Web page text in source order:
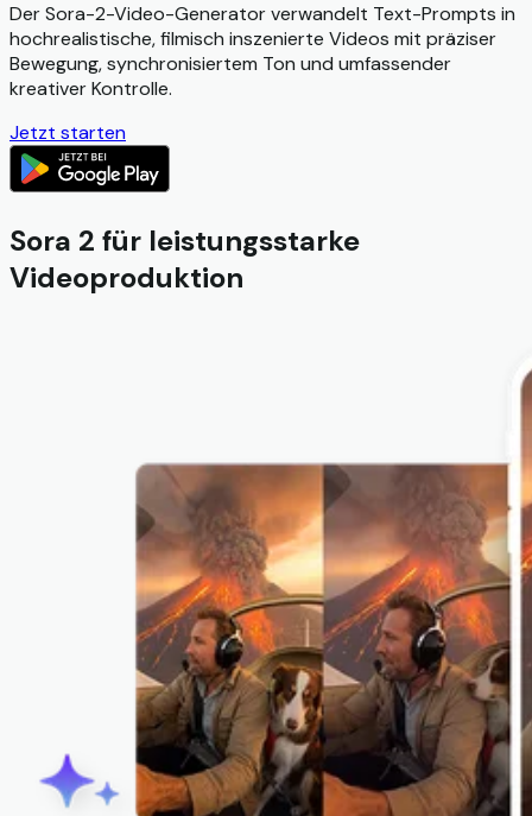
Der Sora-2-Video-Generator verwandelt Text-Prompts in
hochrealistische, filmisch inszenierte Videos mit präziser
Bewegung, synchronisiertem Ton und umfassender
kreativer Kontrolle.
Jetzt starten
Sora 2 für leistungsstarke
Videoproduktion